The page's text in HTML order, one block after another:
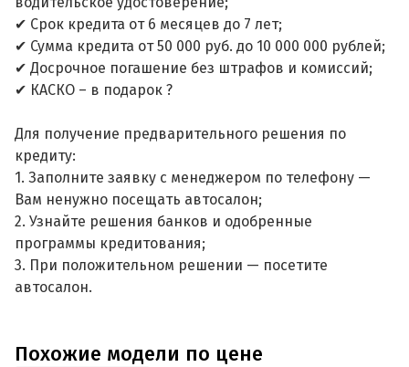
✔ Срок кредита от 6 месяцев до 7 лет;
✔ Сумма кредита от 50 000 руб. до 10 000 000 рублей;
✔ Досрочное погашение без штрафов и комиссий;
✔ КАСКО – в подарок ?
Для получение предварительного решения по
кредиту:
1. Заполните заявку с менеджером по телефону —
Вам ненужно посещать автосалон;
2. Узнайте решения банков и одобренные
программы кредитования;
3. При положительном решении — посетите
автосалон.
Похожие модели по цене